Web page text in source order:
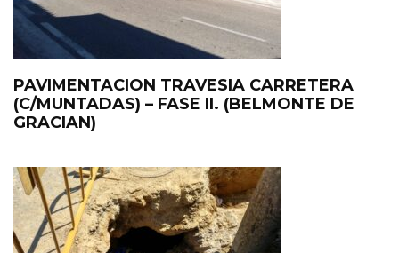
PAVIMENTACION TRAVESIA CARRETERA
(C/MUNTADAS) – FASE II. (BELMONTE DE
GRACIAN)